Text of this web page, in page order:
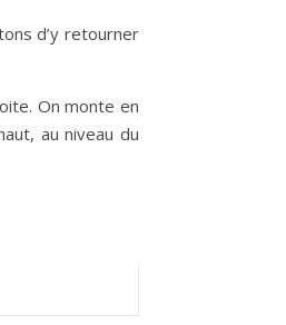
d’y retourner
On monte en
au niveau du